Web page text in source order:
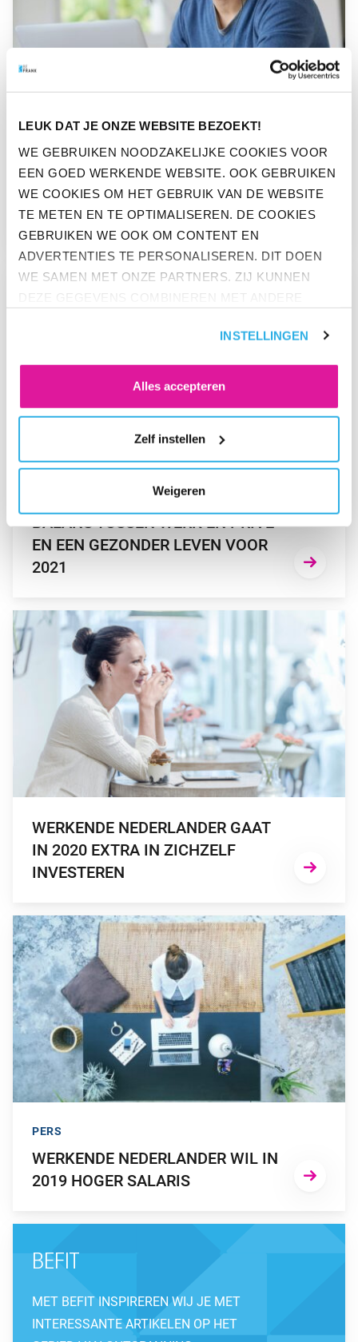
LEUK DAT JE ONZE WEBSITE BEZOEKT!
WE GEBRUIKEN NOODZAKELIJKE COOKIES VOOR
EEN GOED WERKENDE WEBSITE. OOK GEBRUIKEN
WE COOKIES OM HET GEBRUIK VAN DE WEBSITE
TE METEN EN TE OPTIMALISEREN. DE COOKIES
GEBRUIKEN WE OOK OM CONTENT EN
ADVERTENTIES TE PERSONALISEREN. DIT DOEN
WE SAMEN MET ONZE PARTNERS. ZIJ KUNNEN
ACCEPTEREN' ALS JE INSTEMT MET ALLE
NOODZAKELIJKE COOKIES WILT. ONDER 'ZELF
ALTIJD JE TOESTEMMING VOOR DE COOKIES
INSTELLINGEN
Alles accepteren
Zelf instellen
Weigeren
ONDANKS PANDEMIEPERIKELEN
ZIJN NEDERLANDERS MET BAAN
OPMERKELIJK POSITIEF
GESTEMD
PERS
GA NAAR “WERKENDE NEDERLANDER STREEFT NAAR
STREEFT NAAR EEN BETERE
BALANS TUSSEN WERK EN PRIVÉ
EN EEN GEZONDER LEVEN VOOR
2021
GA NAAR “WERKENDE NEDERLANDER GAAT IN 2020
WERKENDE NEDERLANDER GAAT
IN 2020 EXTRA IN ZICHZELF
INVESTEREN
GA NAAR “WERKENDE NEDERLANDER WIL IN 2019 HOGER
WERKENDE NEDERLANDER WIL IN
2019 HOGER SALARIS
PERS
BEFIT
MET BEFIT INSPIREREN WIJ JE MET
INTERESSANTE ARTIKELEN OP HET